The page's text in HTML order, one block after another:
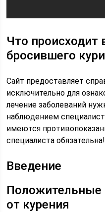
Что происходит
бросившего
Сайт предоставляет
исключительно для
лечение заболеваний
наблюдением
имеются
специалиста обязательна!
Введение
от курения